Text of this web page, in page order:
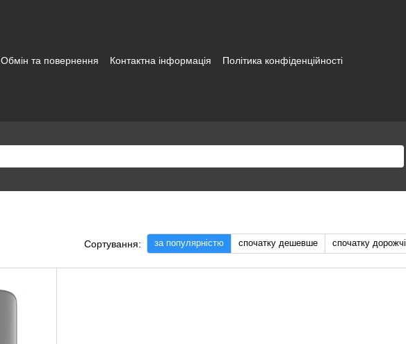
Обмін та повернення Контактна інформація
Політика конфіденційності
Сортування: за популярністю спочатку дешевше спочатку дорожчі